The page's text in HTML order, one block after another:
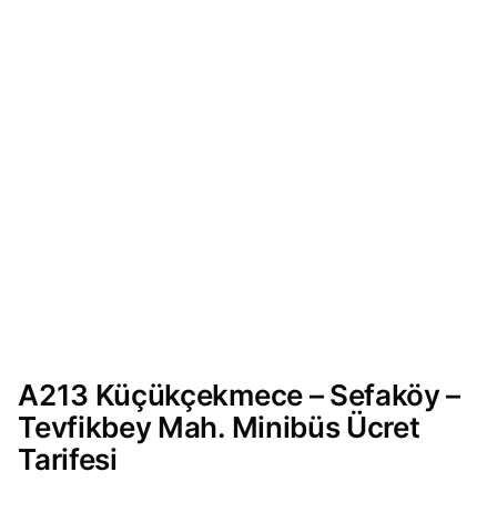
A213 Küçükçekmece – Sefaköy –
Tevfikbey Mah. Minibüs Ücret
Tarifesi